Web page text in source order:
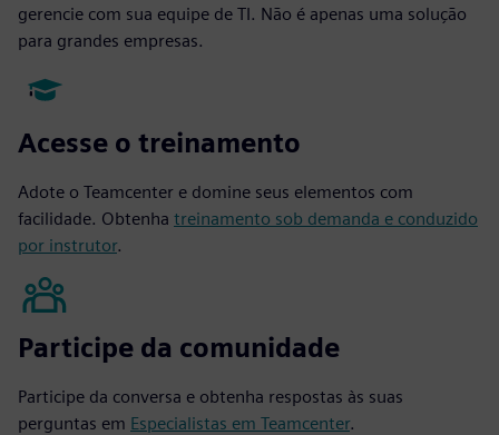
gerencie com sua equipe de TI. Não é apenas uma solução
para grandes empresas.
Acesse o treinamento
Adote o Teamcenter e domine seus elementos com
facilidade. Obtenha treinamento sob demanda e conduzido
por instrutor.
Participe da comunidade
Participe da conversa e obtenha respostas às suas
perguntas em Especialistas em Teamcenter.